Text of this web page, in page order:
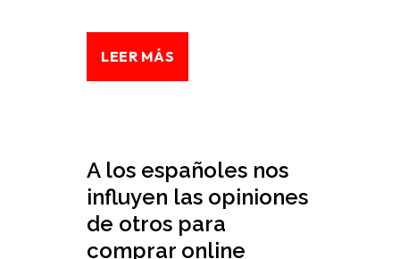
LEER MÁS
A los españoles nos
influyen las opiniones
de otros para
comprar online